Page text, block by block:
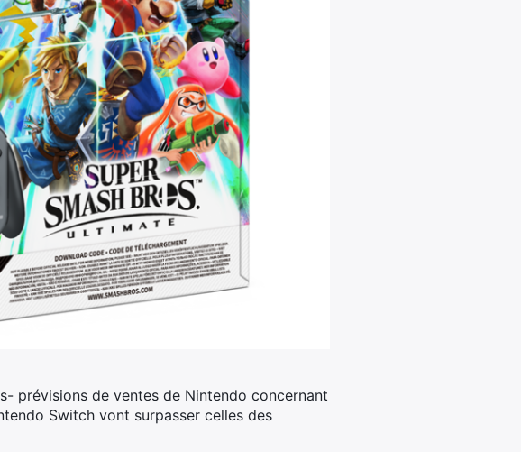
prévisions de ventes de Nintendo concernant
Switch vont surpasser celles des